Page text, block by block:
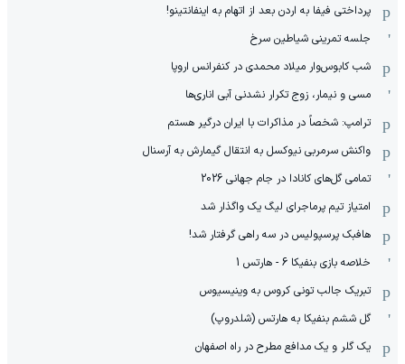
پرداختی فیفا به اردن بعد از اتهام به اینفانتینو!
جلسه تمرینی شیاطین سرخ
شب کابوس‌وار میلاد محمدی در کنفرانس اروپا
مسی و نیمار، زوج تکرار نشدنی آبی اناری‌ها
ترامپ: شخصاً در مذاکرات با ایران درگیر هستم
واکنش سرمربی نیوکسل به انتقال گیمارش به آرسنال
تمامی گل‌های کانادا در جام جهانی 2026
امتیاز تیم پرماجرای لیگ یک واگذار شد
هافبک پرسپولیس در سه راهی گرفتار شد!
خلاصه بازی بنفیکا 6 - هارتس 1
تبریک جالب تونی کروس به وینیسیوس
گل ششم بنفیکا به هارتس (شلدروپ)
یک گلر و یک مدافع مطرح در راه اصفهان